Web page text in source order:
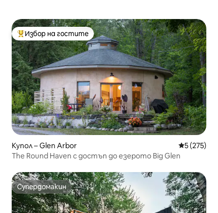
Най-популярен избор на гостите
Избор на гостите
Купол – Glen Arbor Средна
5 (275)
The Round Haven с достъп до езерото Big Glen
Супердомакин
Супердомакин